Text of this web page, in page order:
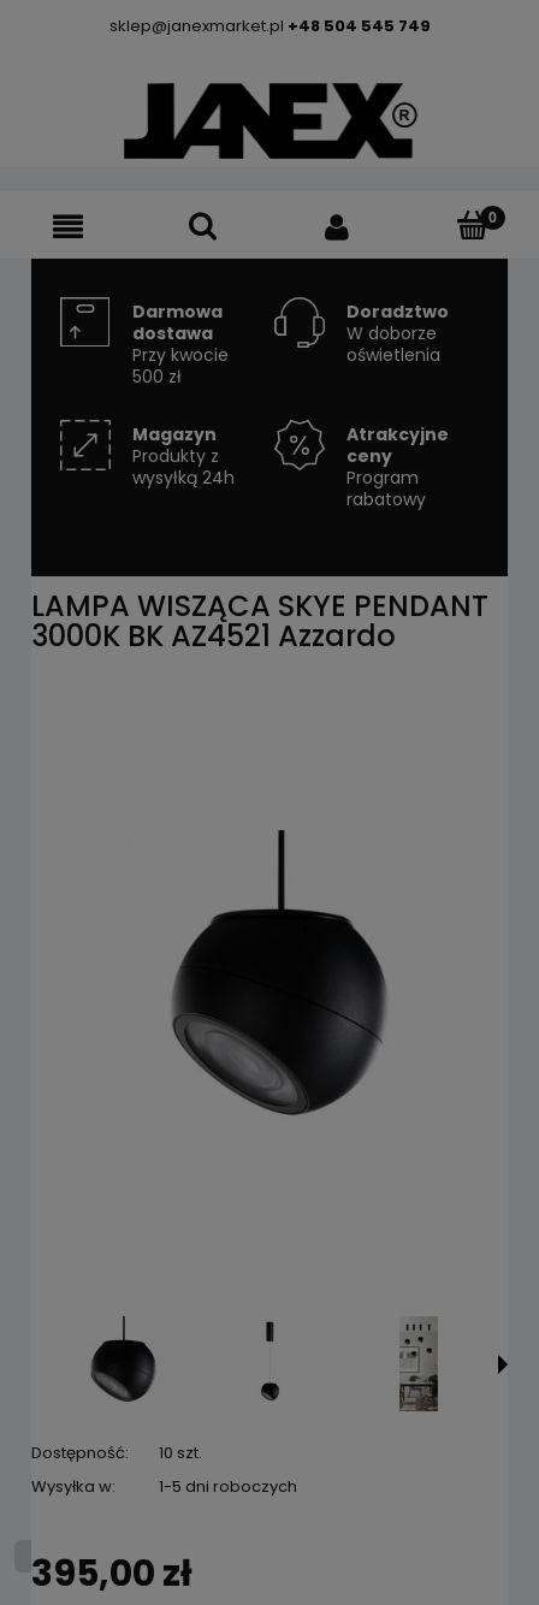
sklep@janexmarket.pl +48 504 545 749
Darmowa
dostawa
Przy kwocie
500 zł
Doradztwo
W doborze
oświetlenia
Magazyn
Produkty z
wysyłką 24h
Atrakcyjne
ceny
Program
rabatowy
LAMPA WISZĄCA SKYE PENDANT
3000K BK AZ4521 Azzardo
Dostępność:
10 szt.
Wysyłka w:
1-5 dni roboczych
395,00 zł